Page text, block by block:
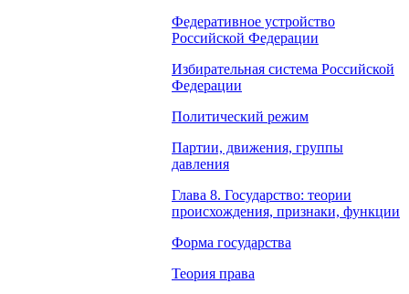
Федеративное устройство
Российской Федерации
Избирательная система Российской
Федерации
Политический режим
Партии, движения, группы
давления
Глава 8. Государство: теории
происхождения, признаки, функции
Форма государства
Теория права